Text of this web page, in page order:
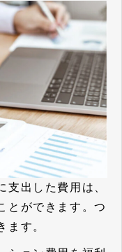
支出した費用は、
とができます。つ
ます。